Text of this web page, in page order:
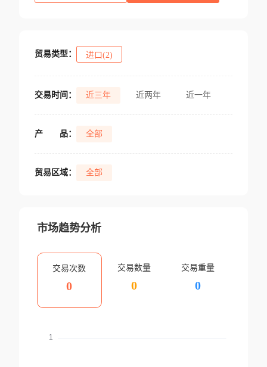
贸易类型： 进口(2)
交易时间： 近三年 近两年 近一年
产 品： 全部
贸易区域： 全部
市场趋势分析
交易次数
0
交易数量
0
交易重量
0